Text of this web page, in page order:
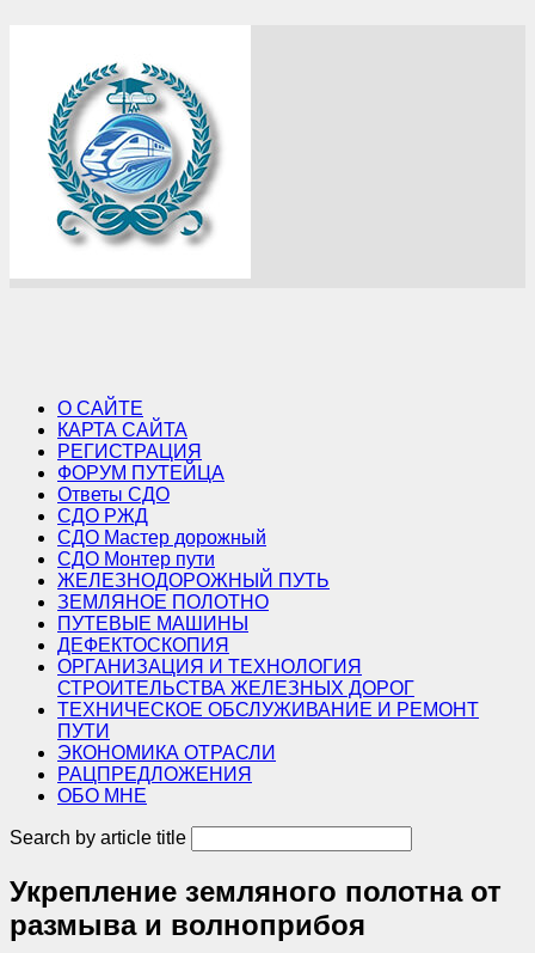
О САЙТЕ
КАРТА САЙТА
РЕГИСТРАЦИЯ
ФОРУМ ПУТЕЙЦА
Ответы СДО
СДО РЖД
СДО Мастер дорожный
СДО Монтер пути
ЖЕЛЕЗНОДОРОЖНЫЙ ПУТЬ
ЗЕМЛЯНОЕ ПОЛОТНО
ПУТЕВЫЕ МАШИНЫ
ДЕФЕКТОСКОПИЯ
ОРГАНИЗАЦИЯ И ТЕХНОЛОГИЯ
СТРОИТЕЛЬСТВА ЖЕЛЕЗНЫХ ДОРОГ
ТЕХНИЧЕСКОЕ ОБСЛУЖИВАНИЕ И РЕМОНТ
ПУТИ
ЭКОНОМИКА ОТРАСЛИ
РАЦПРЕДЛОЖЕНИЯ
ОБО МНЕ
Search by article title
Укрепление земляного полотна от
размыва и волноприбоя